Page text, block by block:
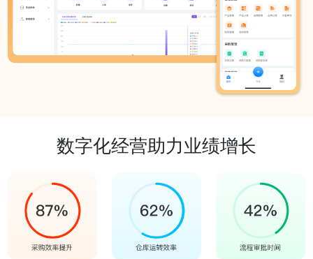
数字化经营助力业绩增长